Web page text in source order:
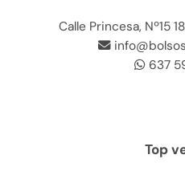
Calle Princesa, Nº15
637
Top